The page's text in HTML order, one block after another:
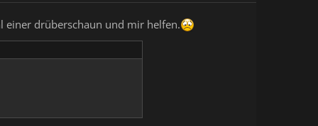
einer drüberschaun und mir helfen.